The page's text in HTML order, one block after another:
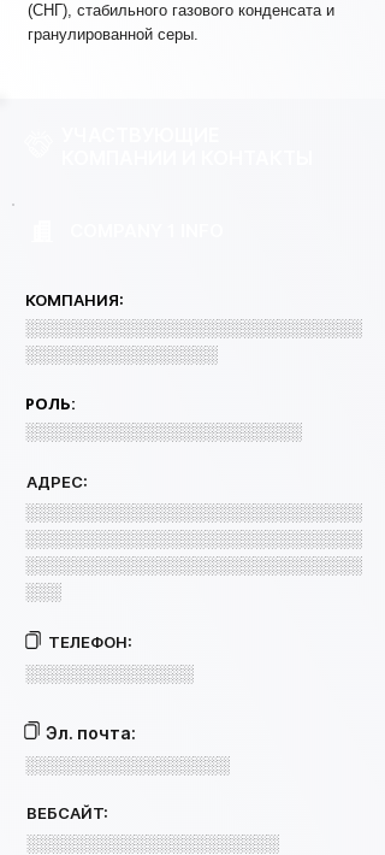
(СНГ), стабильного газового конденсата и
гранулированной серы.
КОМПАНИЯ:
░░░░░░░░░░░░░░░░░░░░░░░░░░░░
░░░░░░░░░░░░░░░░
РОЛЬ:
░░░░░░░░░░░░░░░░░░░░░░░
АДРЕС:
░░░░░░░░░░░░░░░░░░░░░░░░░░░░
░░░░░░░░░░░░░░░░░░░░░░░░░░░░
░░░░░░░░░░░░░░░░░░░░░░░░░░░░
░░░
ТЕЛЕФОН:
░░░░░░░░░░░░░░
Эл. почта:
░░░░░░░░░░░░░░░░░
ВЕБСАЙТ:
░░░░░░░░░░░░░░░░░░░░░